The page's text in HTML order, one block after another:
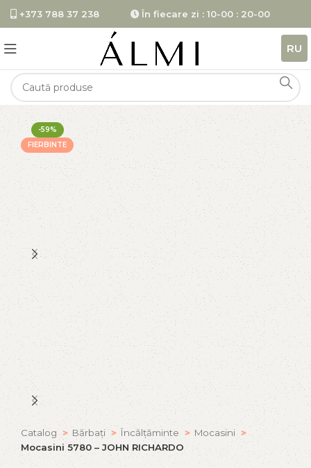
+373 788 37 238 În fiecare zi : 10-00 : 20-00
RU
-59%
FIERBINTE
Catalog Bărbați Încălțăminte
Mocasini
Mocasini 5780 – JOHN RICHARDO